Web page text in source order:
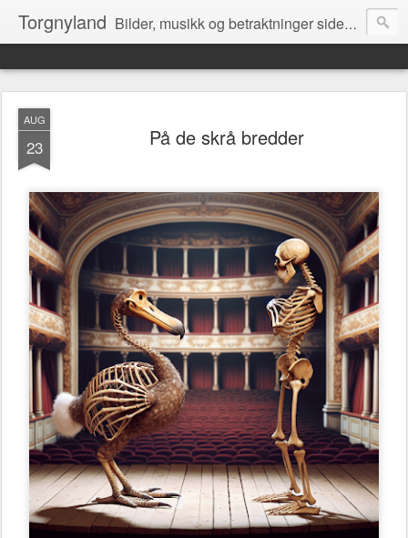
Torgnyland Bilder, musikk og betraktninger siden 2008
AUG
23 På de skrå bredder